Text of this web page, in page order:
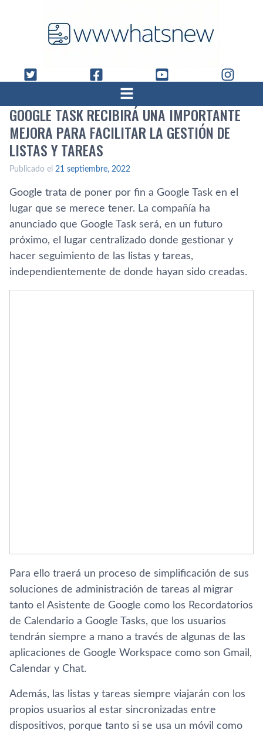
GOOGLE TASK RECIBIRÁ UNA IMPORTANTE
MEJORA PARA FACILITAR LA GESTIÓN DE
LISTAS Y TAREAS
Publicado el 21 septiembre, 2022
Google trata de poner por fin a Google Task en el
lugar que se merece tener. La compañía ha
anunciado que Google Task será, en un futuro
próximo, el lugar centralizado donde gestionar y
hacer seguimiento de las listas y tareas,
independientemente de donde hayan sido creadas.
Para ello traerá un proceso de simplificación de sus
soluciones de administración de tareas al migrar
tanto el Asistente de Google como los Recordatorios
de Calendario a Google Tasks, que los usuarios
tendrán siempre a mano a través de algunas de las
aplicaciones de Google Workspace como son Gmail,
Calendar y Chat.
Además, las listas y tareas siempre viajarán con los
propios usuarios al estar sincronizadas entre
dispositivos, porque tanto si se usa un móvil como